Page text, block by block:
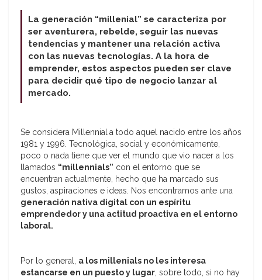
La generación “millenial” se caracteriza por
ser aventurera, rebelde, seguir las nuevas
tendencias y mantener una relación activa
con las nuevas tecnologías. A la hora de
emprender, estos aspectos pueden ser clave
para decidir qué tipo de negocio lanzar al
mercado.
Se considera Millennial a todo aquel nacido entre los años
1981 y 1996. Tecnológica, social y económicamente,
poco o nada tiene que ver el mundo que vio nacer a los
llamados “millennials” con el entorno que se
encuentran actualmente, hecho que ha marcado sus
gustos, aspiraciones e ideas. Nos encontramos ante una
generación nativa digital con un espíritu
emprendedor y una actitud proactiva en el entorno
laboral.
Por lo general, a los millenials no les interesa
estancarse en un puesto y lugar , sobre todo, si no hay